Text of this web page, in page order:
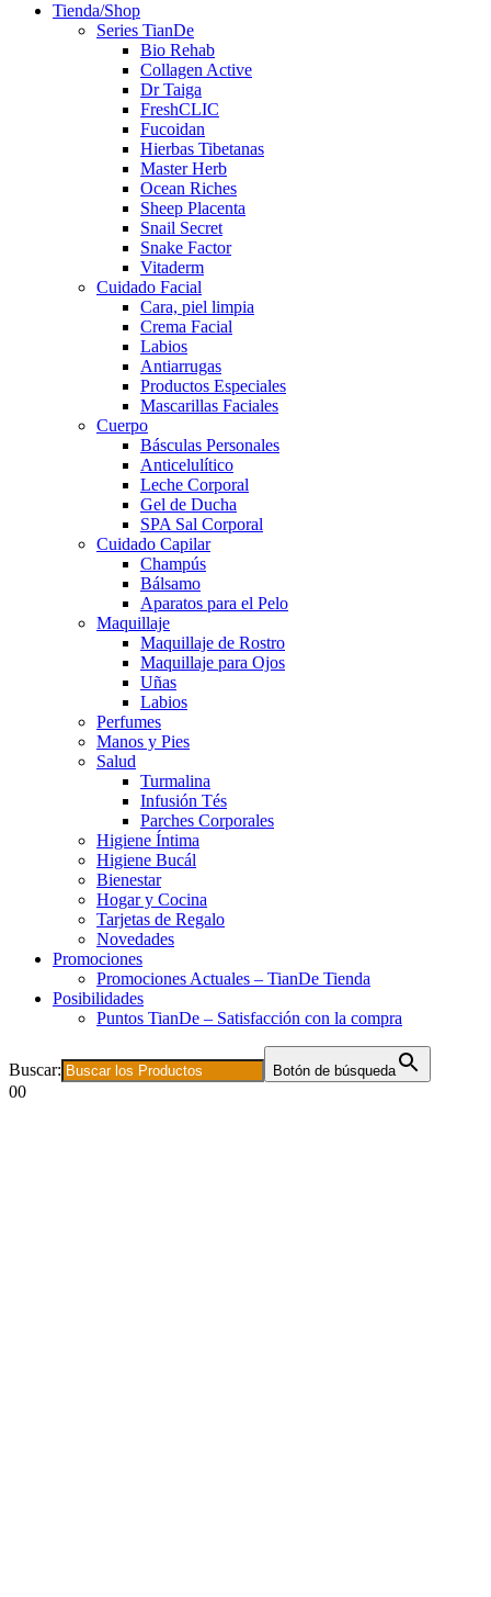
Tienda/Shop
Series TianDe
Bio Rehab
Collagen Active
Dr Taiga
FreshCLIC
Fucoidan
Hierbas Tibetanas
Master Herb
Ocean Riches
Sheep Placenta
Snail Secret
Snake Factor
Vitaderm
Cuidado Facial
Cara, piel limpia
Crema Facial
Labios
Antiarrugas
Productos Especiales
Mascarillas Faciales
Cuerpo
Básculas Personales
Anticelulítico
Leche Corporal
Gel de Ducha
SPA Sal Corporal
Cuidado Capilar
Champús
Bálsamo
Aparatos para el Pelo
Maquillaje
Maquillaje de Rostro
Maquillaje para Ojos
Uñas
Labios
Perfumes
Manos y Pies
Salud
Turmalina
Infusión Tés
Parches Corporales
Higiene Íntima
Higiene Bucál
Bienestar
Hogar y Cocina
Tarjetas de Regalo
Novedades
Promociones
Promociones Actuales – TianDe Tienda
Posibilidades
Puntos TianDe – Satisfacción con la compra
Buscar: Botón de búsqueda
00